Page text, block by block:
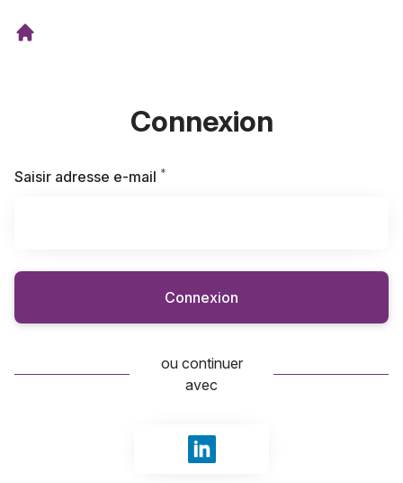
Connexion
Saisir adresse e-mail *
Connexion
ou continuer
avec
Se connecter avec LinkedIn